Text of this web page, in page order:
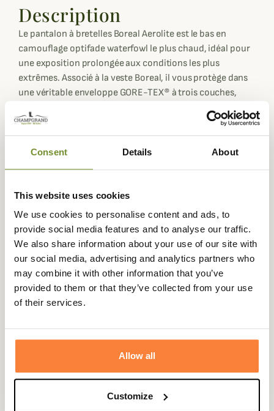
Consent Details About
This website uses cookies
We use cookies to personalise content and ads, to
provide social media features and to analyse our traffic.
We also share information about your use of our site with
our social media, advertising and analytics partners who
may combine it with other information that you’ve
provided to them or that they’ve collected from your use
of their services.
Allow all
Customize
Description
Le pantalon à bretelles Boreal Aerolite est le bas en
camouflage optifade waterfowl le plus chaud, idéal pour
une exposition prolongée aux conditions les plus
extrêmes. Associé à la veste Boreal, il vous protège dans
une véritable enveloppe GORE-TEX® à trois couches,
L'isolation légère et performante (35 % de matériaux
presque sans poids composé de plus de 95 % d'air, qui
agit comme une isolation thermique supplémentaire.
Gold avec la technologie Cross Core™ qui reproduit la
chaleur et la compressibilité du duvet, mais avec
l'avantage d'avoir un pouvoir isolant en toute situation.
Le pantalon à bretelles Boreal est conçu pour les
chasseurs qui ont besoin de l'isolation imperméable
ultime pour les conditions les plus froides imaginables. Il
est idéal pour les chasses hivernales au gibier d'eau.
superposée à des tissus encombrants, la structure
grande liberté de mouvement. L'assise est renforcée pour
une protection supplémentaire, tandis que le dos haut et
les bretelles intégrées maintiennent la pièce
confortablement en place. Toutes les fermetures éclair